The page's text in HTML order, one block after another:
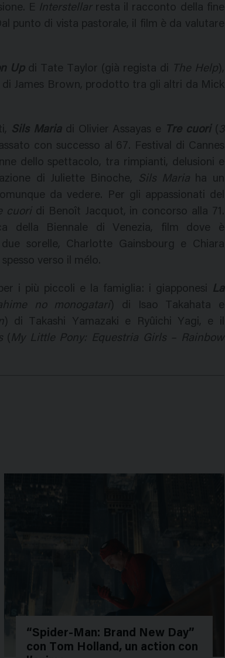
E Interstellar resta il racconto della fine
punto di vista pastorale, il film è da valutare
Updi Tate Taylor (già regista di The Help),
di James Brown, prodotto tra gli altri da Mick
Sils Maria di Olivier Assayas e Tre cuori( 3
con successo al 67. Festival di Cannes
dello spettacolo, tra rimpianti, delusioni e
di Juliette Binoche,
Sils Maria ha un
da vedere. Per gli appassionati del
cuori di Benoît Jacquot, in concorso alla 71.
della Biennale di Venezia, film dove è
sorelle, Charlotte Gainsbourg e Chiara
verso il mélo.
i più piccoli e la famiglia: i giapponesi La
no monogatari ) di Isao Takahata e
) di Takashi Yamazaki e Ryûichi Yagi, e il
( My Little Pony: Equestria Girls – Rainbow
“Spider-Man: Brand New Day”
con Tom Holland, un action con